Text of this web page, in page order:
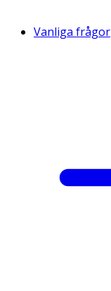
Vanliga frågor